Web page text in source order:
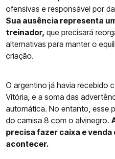
ofensivas e responsável por
Sua ausência representa
treinador, que precisará
alternativas para manter o
criação.
O argentino já havia recebido
Vitória, e a soma das
automática. No entanto, esse
do camisa 8 com o alvinegro.
precisa fazer caixa e venda
acontecer.